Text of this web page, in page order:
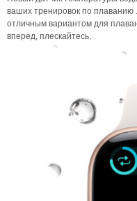
ваших тренировок по плаванию
отличным вариантом для
вперед, плескайтесь.